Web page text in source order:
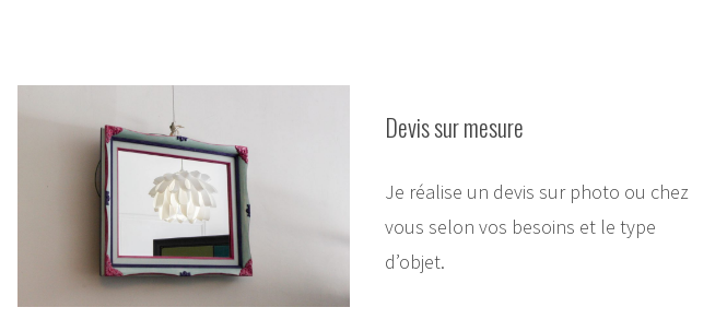
Devis sur mesure
Je réalise un devis sur photo ou chez
vous selon vos besoins et le type
d’objet.